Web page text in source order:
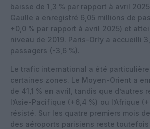
baisse de 1,3 % par rapport à avril
Gaulle a enregistré 6,05 millions de
+0,0 % par rapport à avril 2025) et
niveau de 2019. Paris-Orly a accueilli
passagers (-3,6 %).
Le trafic international a été
certaines zones. Le Moyen-Orient a
de 41,1 % en avril, tandis que d’autres
l’Asie-Pacifique (+6,4 %) ou l’Afrique
résisté. Sur les quatre premiers mois
des aéroports parisiens reste